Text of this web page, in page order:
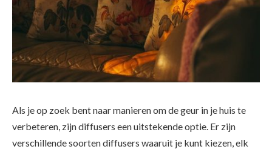
Als je op zoek bent naar manieren om de geur in je huis te
verbeteren, zijn diffusers een uitstekende optie. Er zijn
verschillende soorten diffusers waaruit je kunt kiezen, elk